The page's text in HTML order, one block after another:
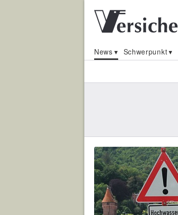
News Schwerpunkt